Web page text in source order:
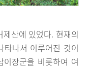
산에 있었다. 현재의
나서 이루어진 것이
장군을 비롯하여 여